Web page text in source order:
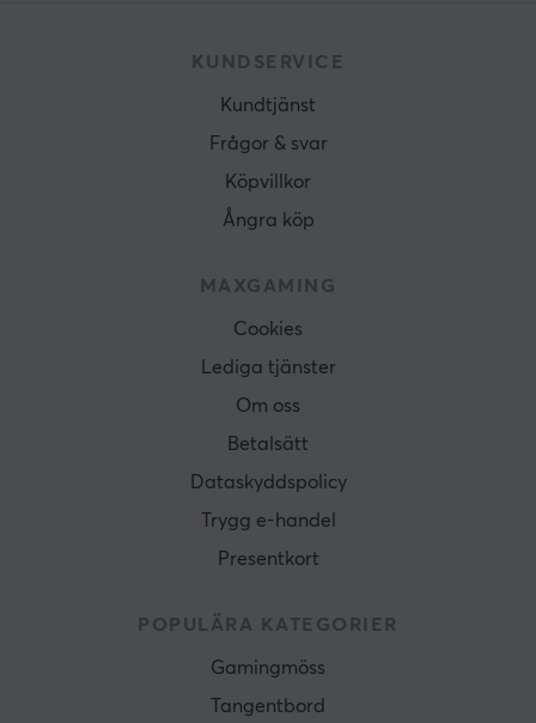
KUNDSERVICE
Kundtjänst
Frågor & svar
Köpvillkor
Ångra köp
MAXGAMING
Cookies
Lediga tjänster
Om oss
Betalsätt
Dataskyddspolicy
Trygg e-handel
Presentkort
POPULÄRA KATEGORIER
Gamingmöss
Tangentbord